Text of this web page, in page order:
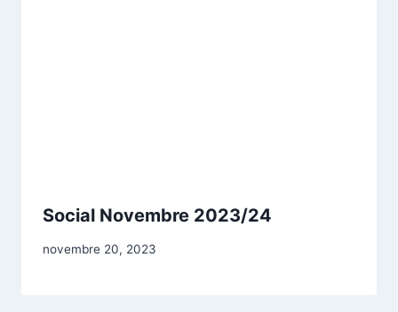
Social Novembre 2023/24
novembre 20, 2023